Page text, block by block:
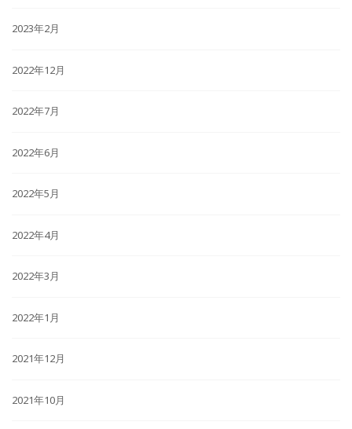
2023年2月
2022年12月
2022年7月
2022年6月
2022年5月
2022年4月
2022年3月
2022年1月
2021年12月
2021年10月